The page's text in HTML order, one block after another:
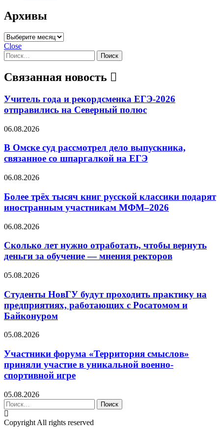
Архивы
Архивы
Close
Найти:
Связанная новость
Учитель года и рекордсменка ЕГЭ-2026
отправились на Северный полюс
06.08.2026
В Омске суд рассмотрел дело выпускника,
связанное со шпаргалкой на ЕГЭ
06.08.2026
Более трёх тысяч книг русской классики подарят
иностранным участникам МФМ–2026
06.08.2026
Сколько лет нужно отработать, чтобы вернуть
деньги за обучение — мнения ректоров
05.08.2026
Студенты НовГУ будут проходить практику на
предприятиях, работающих с Росатомом и
Байконуром
05.08.2026
Участники форума «Территория смыслов»
приняли участие в уникальной военно-
спортивной игре
05.08.2026
Найти:
Copyright All rights reserved